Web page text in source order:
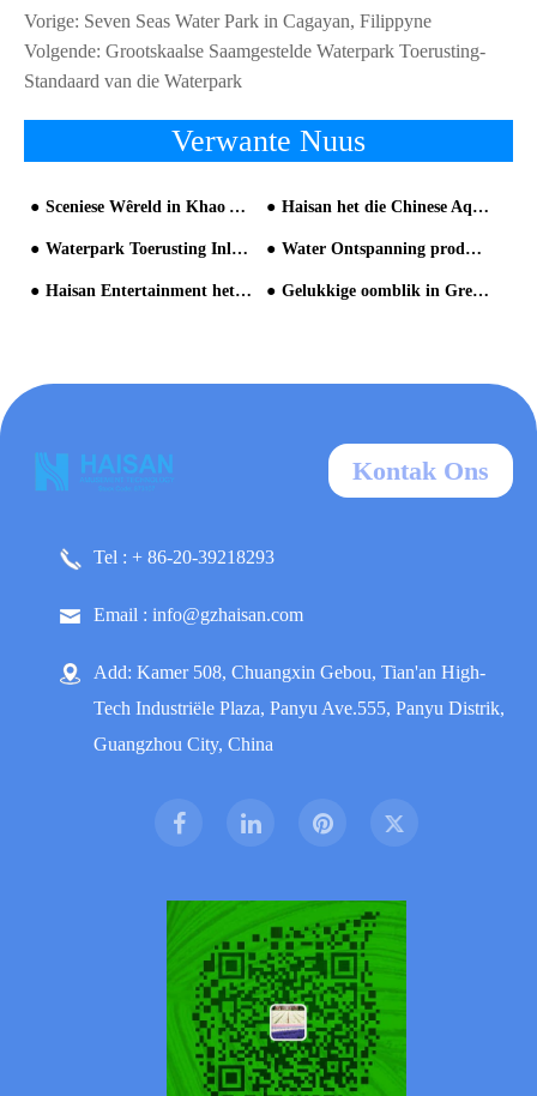
Vorige: Seven Seas Water Park in Cagayan, Filippyne
Volgende: Grootskaalse Saamgestelde Waterpark Toerusting-
Standaard van die Waterpark
Verwante Nuus
Sceniese Wêreld in Khao Yai Thailand Haisan het die Chinese Aquatic Amusement Equipment Industry "Oscars
Waterpark Toerusting Inleiding en Industriële Standaard Water Ontspanning produksie-Haishan
Haisan Entertainment het die sterkste produksie kapasiteit Gelukkige oomblik in Greenery Water Park Kyao Yai
Kontak Ons
Tel : + 86-20-39218293
Email : info@gzhaisan.com
Add: Kamer 508, Chuangxin Gebou, Tian'an High-
Tech Industriële Plaza, Panyu Ave.555, Panyu Distrik,
Guangzhou City, China